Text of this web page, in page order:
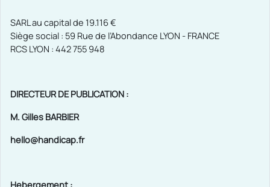
SARL au capital de 19.116 €
Siège social : 59 Rue de l’Abondance LYON - FRANCE
RCS LYON : 442 755 948
DIRECTEUR DE PUBLICATION :
M. Gilles BARBIER
hello@handicap.fr
Hebergement :